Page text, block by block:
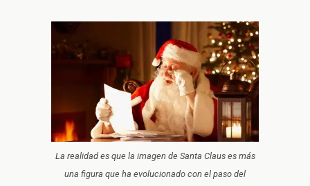
La realidad es que la imagen de Santa Claus es más
una figura que ha evolucionado con el paso del